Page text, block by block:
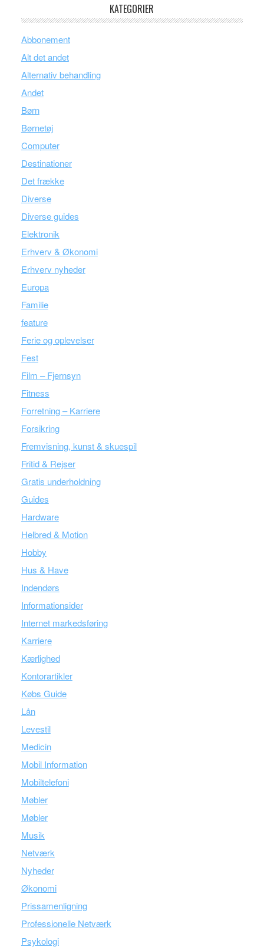
KATEGORIER
Abbonement
Alt det andet
Alternativ behandling
Andet
Børn
Børnetøj
Computer
Destinationer
Det frække
Diverse
Diverse guides
Elektronik
Erhverv & Økonomi
Erhverv nyheder
Europa
Familie
feature
Ferie og oplevelser
Fest
Film – Fjernsyn
Fitness
Forretning – Karriere
Forsikring
Fremvisning, kunst & skuespil
Fritid & Rejser
Gratis underholdning
Guides
Hardware
Helbred & Motion
Hobby
Hus & Have
Indendørs
Informationsider
Internet markedsføring
Karriere
Kærlighed
Kontorartikler
Købs Guide
Lån
Levestil
Medicin
Mobil Information
Mobiltelefoni
Møbler
Møbler
Musik
Netværk
Nyheder
Økonomi
Prissamenligning
Professionelle Netværk
Psykologi